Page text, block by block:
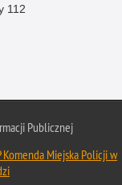
112
Publicznej
Komenda Miejska Policji w